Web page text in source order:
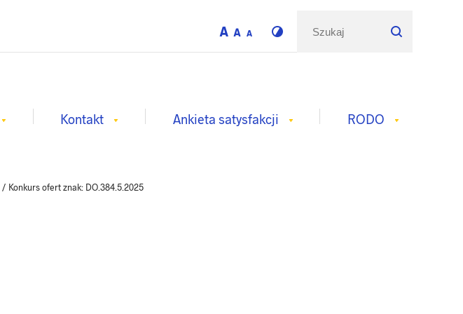
Kontakt Ankieta satysfakcji RODO
/ Konkurs ofert znak: DO.384.5.2025